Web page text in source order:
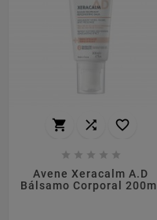
  
    
Avene Xeracalm A.D
Bálsamo Corporal 200ml